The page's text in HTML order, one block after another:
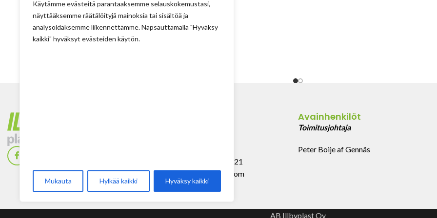
Käytämme evästeitä parantaaksemme selauskokemustasi,
näyttääksemme räätälöityjä mainoksia tai sisältöä ja
analysoidaksemme liikennettämme. Napsauttamalla "Hyväksy
kaikki" hyväksyt evästeiden käytön.
Mukauta Hylkää kaikki Hyväksy kaikki
Puh: + 358 (0) 400 999 321
Sposti: info@illbyplast.com
Avainhenkilöt
Toimitusjohtaja
Peter Boije af Gennäs
AB Illbyplast Oy